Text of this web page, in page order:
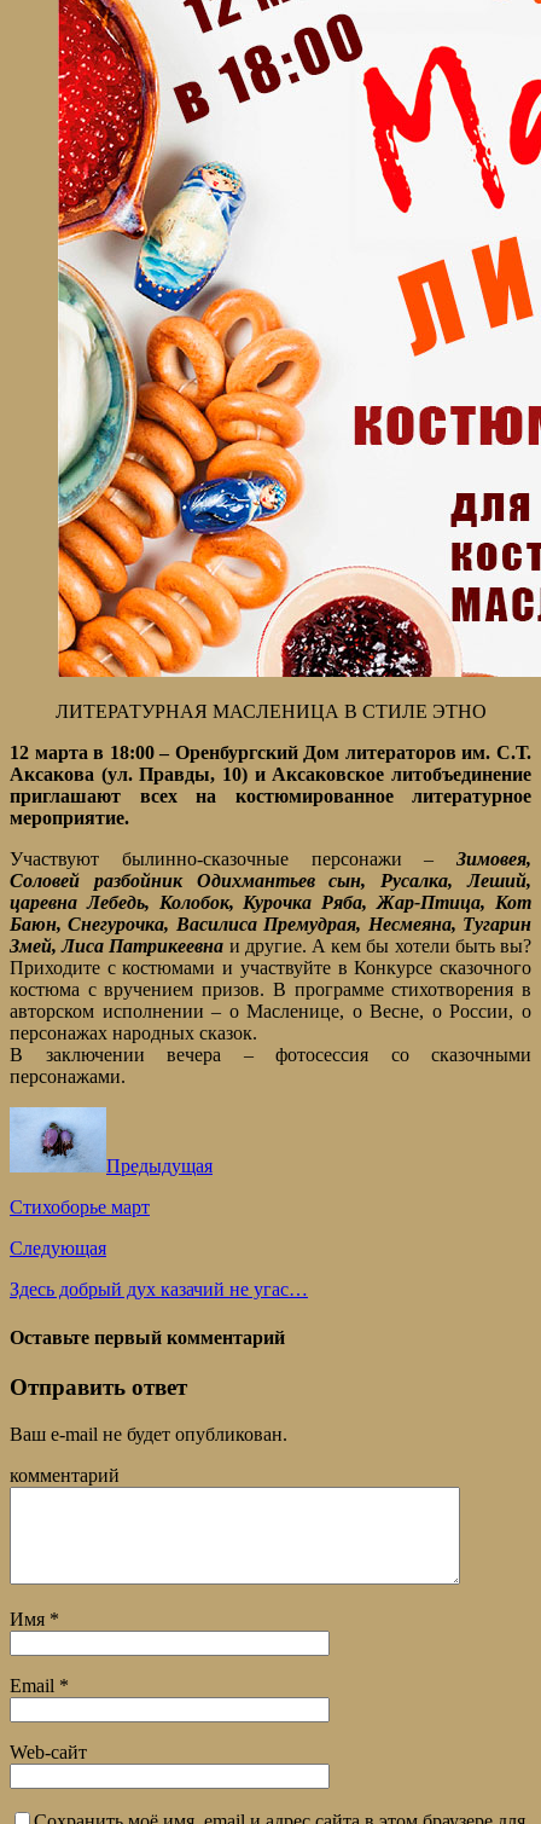
ЛИТЕРАТУРНАЯ МАСЛЕНИЦА В СТИЛЕ ЭТНО
12 марта в 18:00 – Оренбургский Дом литераторов им. С.Т.
Аксакова (ул. Правды, 10) и Аксаковское литобъединение
приглашают всех на костюмированное литературное
мероприятие.
Участвуют былинно-сказочные персонажи – Зимовея,
Соловей разбойник Одихмантьев сын, Русалка, Леший,
царевна Лебедь, Колобок, Курочка Ряба, Жар-Птица, Кот
Баюн, Снегурочка, Василиса Премудрая, Несмеяна, Тугарин
Змей, Лиса Патрикеевна и другие. А кем бы хотели быть вы?
Приходите с костюмами и участвуйте в Конкурсе сказочного
костюма с вручением призов. В программе стихотворения в
авторском исполнении – о Масленице, о Весне, о России, о
персонажах народных сказок.
В заключении вечера – фотосессия со сказочными
персонажами.
Предыдущая
Стихоборье март
Следующая
Здесь добрый дух казачий не угас…
Оставьте первый комментарий
Отправить ответ
Ваш e-mail не будет опубликован.
комментарий
Имя *
Email *
Web-сайт